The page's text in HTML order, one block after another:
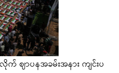
က် ဈာပနအခမ်းအနား ကျင်းပ